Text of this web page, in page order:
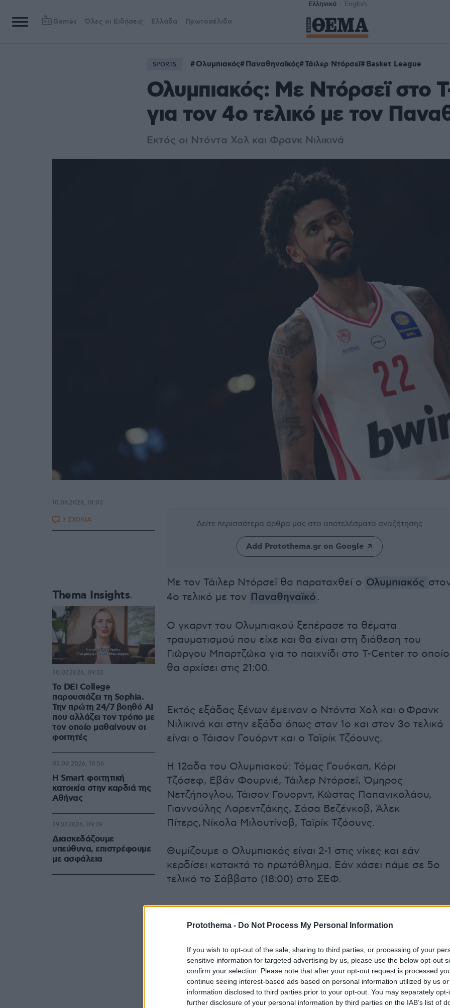
Protothema - Do Not Process My Personal Information
If you wish to opt-out of the sale, sharing to third parties, or processing of your
sensitive information for targeted advertising by us, please use the below opt-out
confirm your selection. Please note that after your opt-out request is processed
continue seeing interest-based ads based on personal information utilized by us
information disclosed to third parties prior to your opt-out. You may separately
further disclosure of your personal information by third parties on the IAB’s list of
Ελληνικά English
Games Όλες οι Ειδήσεις Ελλάδα Πρωτοσέλιδα
SPORTS Ολυμπιακός Παναθηναϊκός Τάιλερ Ντόρσεϊ Basket League
Ολυμπιακός: Με Ντόρσεϊ στο
για τον 4ο τελικό με τον
Εκτός οι Ντόντα Χολ και Φρανκ Νιλικινά
Δείτε περισσότερα άρθρα μας στα αποτελέσματα αναζήτησης
Add Protothema.gr on Google
Με τον Τάιλερ Ντόρσεϊ θα παραταχθεί ο Ολυμπιακός
4ο τελικό με τον Παναθηναϊκό.
Ο γκαρντ του Ολυμπιακού ξεπέρασε τα θέματα
τραυματισμού που είχε και θα είναι στη διάθεση του
Γιώργου Μπαρτζώκα για το παιχνίδι στο T-Center το οποίο
θα αρχίσει στις 21:00.
Εκτός εξάδας ξένων έμειναν ο Ντόντα Χολ και ο Φρανκ
Νιλικινά και στην εξάδα όπως στον 1ο και στον 3ο τελικό
είναι ο Τάισον Γουόρντ και ο Ταϊρίκ Τζόουνς.
Η 12αδα του Ολυμπιακού: Τόμας Γουόκαπ, Κόρι
Τζόσεφ, Εβάν Φουρνιέ, Τάιλερ Ντόρσεϊ, Όμηρος
Νετζήπογλου, Τάισον Γουορντ, Κώστας Παπανικολάου,
Γιαννούλης Λαρεντζάκης, Σάσα Βεζένκοβ, Άλεκ
Πίτερς, Νίκολα Μιλουτίνοβ, Ταϊρίκ Τζόουνς.
Θυμίζουμε ο Ολυμπιακός είναι 2-1 στις νίκες και εάν
κερδίσει κατακτά το πρωτάθλημα. Εάν χάσει πάμε σε 5ο
τελικό το Σάββατο (18:00) στο ΣΕΦ.
10.06.2026, 18:03
3 ΣΧΟΛΙΑ
Thema Insights
Το DEI College
παρουσιάζει τη Sophia.
Την πρώτη 24/7 βοηθό AI
που αλλάζει τον τρόπο με
τον οποίο μαθαίνουν οι
φοιτητές
30.07.2026, 09:33
Η Smart φοιτητική
κατοικία στην καρδιά της
Αθήνας
03.08.2026, 10:56
Διασκεδάζουμε
υπεύθυνα, επιστρέφουμε
με ασφάλεια
29.07.2026, 09:39